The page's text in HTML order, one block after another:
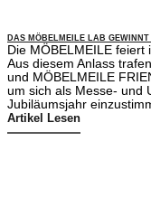
DAS MÖBELMEILE LAB
Die MÖBELMEILE feiert
Aus diesem Anlass
und MÖBELMEILE
um sich als Messe- und
Jubiläumsjahr
Artikel Lesen